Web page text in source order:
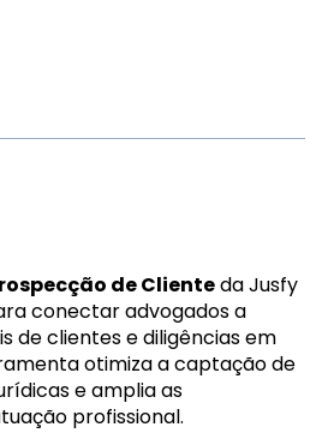
de Clienteda Jusfy
conectar advogados a
de clientes e diligências em
otimiza a captação de
e amplia as
profissional.